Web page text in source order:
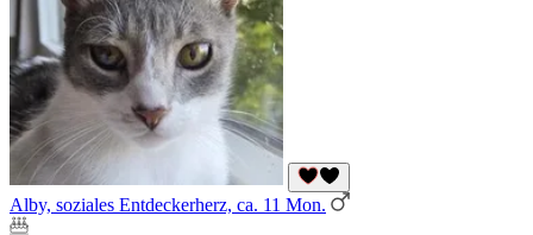
Alby, soziales Entdeckerherz, ca. 11 Mon.